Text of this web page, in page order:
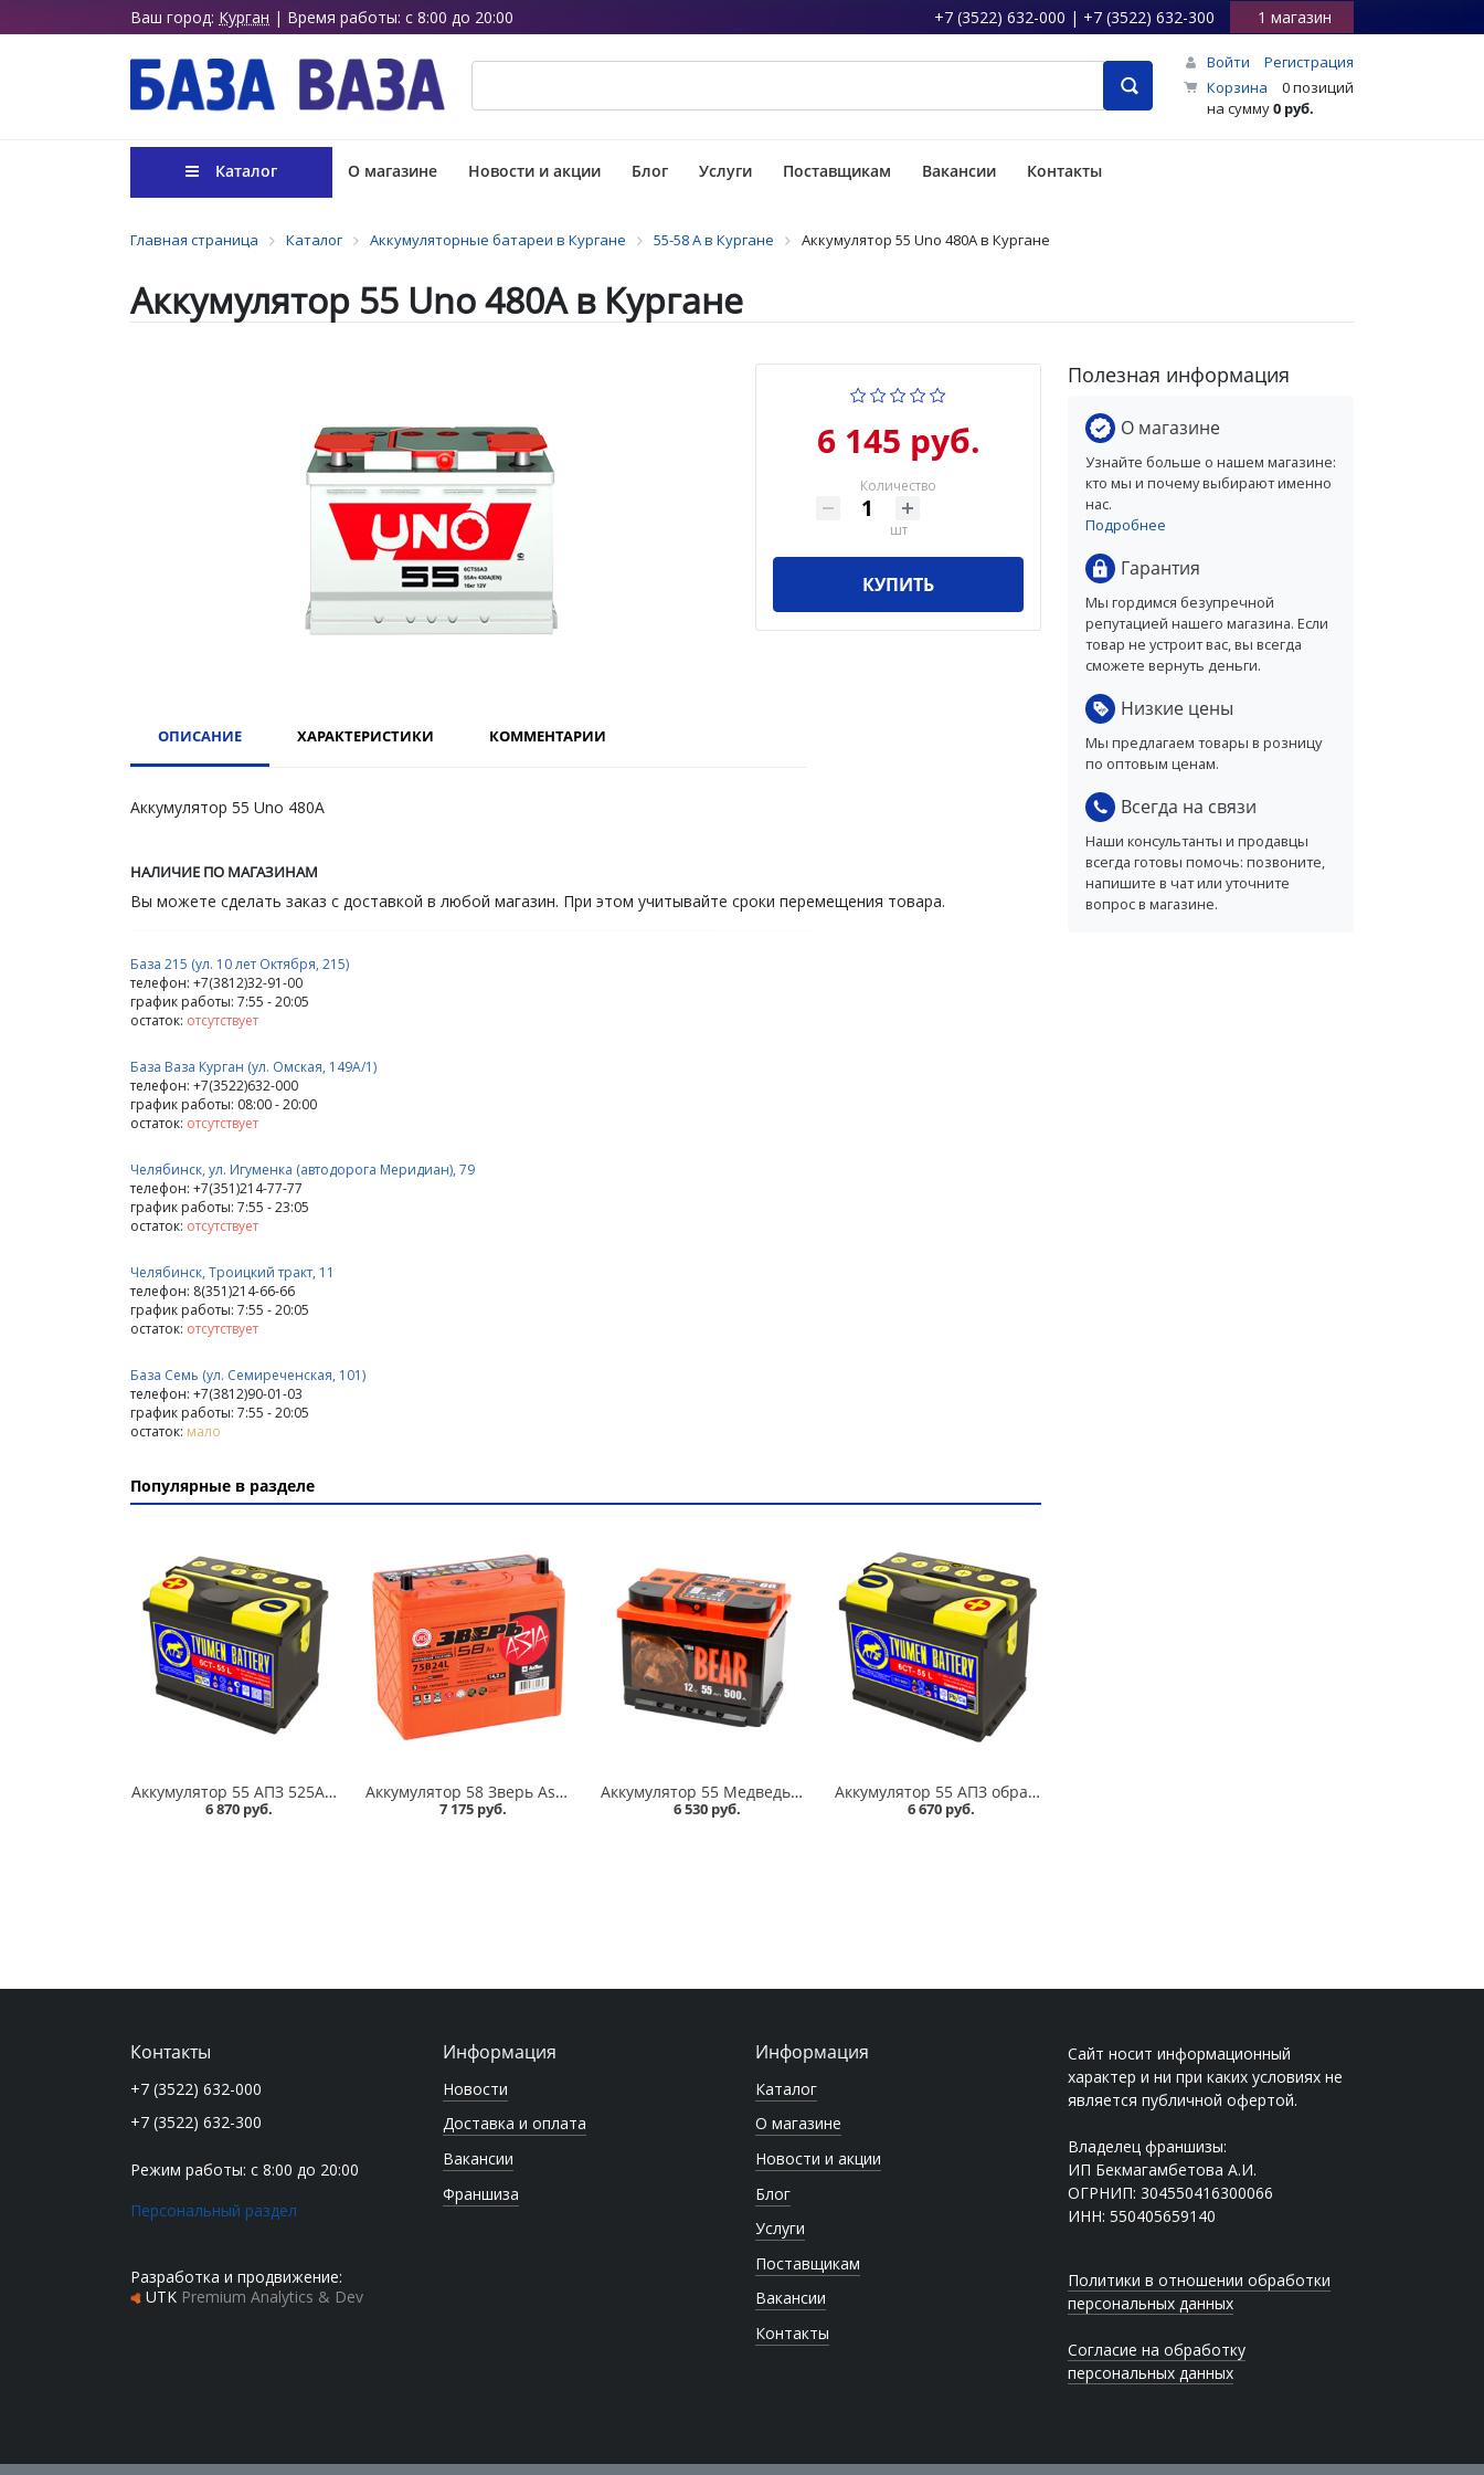
Ваш город: Курган | Время работы: с 8:00 до 20:00 +7 (3522) 632-000 | +7 (3522) 632-300 1 магазин
Войти
Регистрация
Корзина
0 позиций
на сумму0 руб.
Каталог О магазине Новости и акции Блог Услуги Поставщикам Вакансии Контакты
Главная страница Каталог Аккумуляторные батареи в Кургане 55-58 А в Кургане Аккумулятор 55 Uno 480А в Кургане
Аккумулятор 55 Uno 480А в Кургане
6 145 руб.
Количество
шт
КУПИТЬ
ОПИСАНИЕ ХАРАКТЕРИСТИКИ КОММЕНТАРИИ
Аккумулятор 55 Uno 480А
НАЛИЧИЕ ПО МАГАЗИНАМ
Вы можете сделать заказ с доставкой в любой магазин. При этом учитывайте сроки перемещения товара.
База 215 (ул. 10 лет Октября, 215)
телефон: +7(3812)32-91-00
график работы: 7:55 - 20:05
остаток: отсутствует
База Ваза Курган (ул. Омская, 149А/1)
телефон: +7(3522)632-000
график работы: 08:00 - 20:00
остаток: отсутствует
Челябинск, ул. Игуменка (автодорога Меридиан), 79
телефон: +7(351)214-77-77
график работы: 7:55 - 23:05
остаток: отсутствует
Челябинск, Троицкий тракт, 11
телефон: 8(351)214-66-66
график работы: 7:55 - 20:05
остаток: отсутствует
База Семь (ул. Семиреченская, 101)
телефон: +7(3812)90-01-03
график работы: 7:55 - 20:05
остаток: мало
Популярные в разделе
Аккумулятор 55 АПЗ 525А в Кургане
6 870 руб.
Аккумулятор 58 Зверь Asia обратная полярность 600А в Кургане
7 175 руб.
Аккумулятор 55 Медведь BatBEAR 520А в Кургане
6 530 руб.
Аккумулятор 55 АПЗ обратная полярность 525А в Кургане
6 670 руб.
Полезная информация
О магазине
Узнайте больше о нашем магазине:
кто мы и почему выбирают именно
нас.
Подробнее
Гарантия
Мы гордимся безупречной
репутацией нашего магазина. Если
товар не устроит вас, вы всегда
сможете вернуть деньги.
Низкие цены
Мы предлагаем товары в розницу
по оптовым ценам.
Всегда на связи
Наши консультанты и продавцы
всегда готовы помочь: позвоните,
напишите в чат или уточните
вопрос в магазине.
Информация
Новости
Доставка и оплата
Вакансии
Франшиза
Информация
Каталог
О магазине
Новости и акции
Блог
Услуги
Поставщикам
Вакансии
Контакты
Сайт носит информационный
характер и ни при каких условиях не
является публичной офертой.
Владелец франшизы:
ИП Бекмагамбетова А.И.
ОГРНИП: 304550416300066
ИНН: 550405659140
Политики в отношении обработки
персональных данных
Согласие на обработку
персональных данных
Контакты
+7 (3522) 632-000
+7 (3522) 632-300
Режим работы: с 8:00 до 20:00
Персональный раздел
Разработка и продвижение:
UTK Premium Analytics & Dev